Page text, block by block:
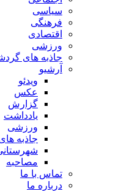
سیاسی
فرهنگی
اقتصادی
ورزشی
جاذبه های
آرشیو
ویدئو
عکس
گزارش
یادداشت
ورزشی
جاذبه
مصاحبه
تماس با ما
درباره ما